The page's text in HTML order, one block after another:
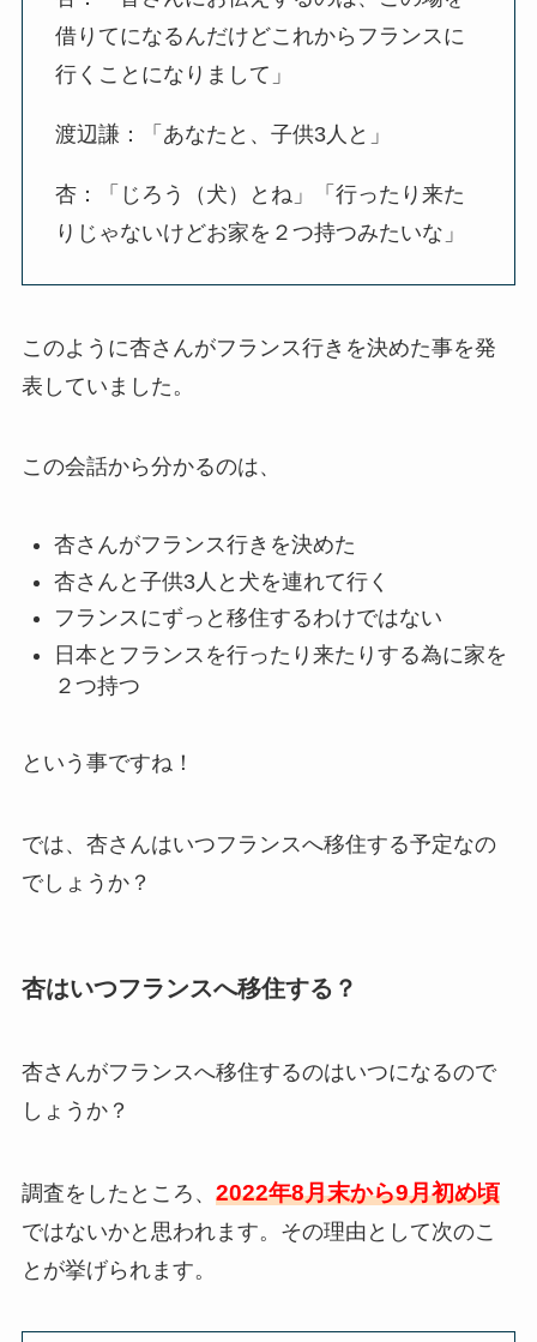
借りてになるんだけどこれからフランスに
行くことになりまして」
渡辺謙：「あなたと、子供3人と」
杏：「じろう（犬）とね」「行ったり来た
りじゃないけどお家を２つ持つみたいな」
このように杏さんがフランス行きを決めた事を発
表していました。
この会話から分かるのは、
杏さんがフランス行きを決めた
杏さんと子供3人と犬を連れて行く
フランスにずっと移住するわけではない
日本とフランスを行ったり来たりする為に家を
２つ持つ
という事ですね！
では、杏さんはいつフランスへ移住する予定なの
でしょうか？
杏はいつフランスへ移住する？
杏さんがフランスへ移住するのはいつになるので
しょうか？
調査をしたところ、 2022年8月末から9月初め頃
ではないかと思われます。その理由として次のこ
とが挙げられます。